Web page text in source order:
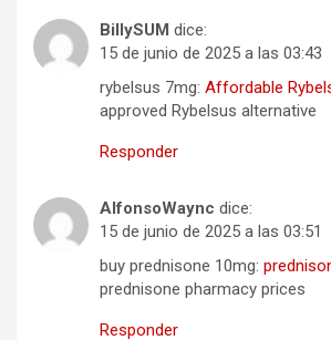
BillySUM dice:
15 de junio de 2025 a las 03:43
rybelsus 7mg: Affordable
approved Rybelsus alternative
Responder
AlfonsoWaync dice:
15 de junio de 2025 a las 03:51
buy prednisone 10mg:
prednisone pharmacy prices
Responder